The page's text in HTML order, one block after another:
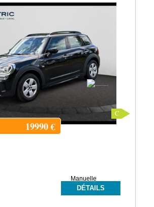
C
Manuelle
19990€
DÉTAILS